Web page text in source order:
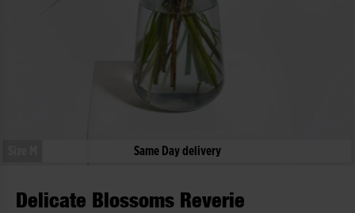
Same Day delivery
Delicate Blossoms Reverie